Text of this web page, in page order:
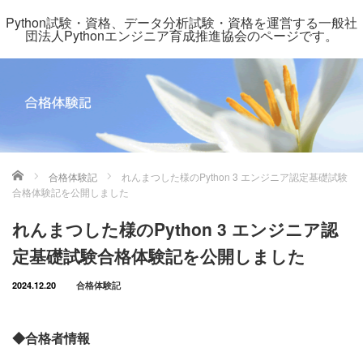
Python試験・資格、データ分析試験・資格を運営する一般社
団法人Pythonエンジニア育成推進協会のページです。
ホーム 合格体験記
れんまつした様のPython 3 エンジニア認定基礎試験
合格体験記を公開しました
れんまつした様のPython 3 エンジニア認
定基礎試験合格体験記を公開しました
2024.12.20 合格体験記
◆合格者情報